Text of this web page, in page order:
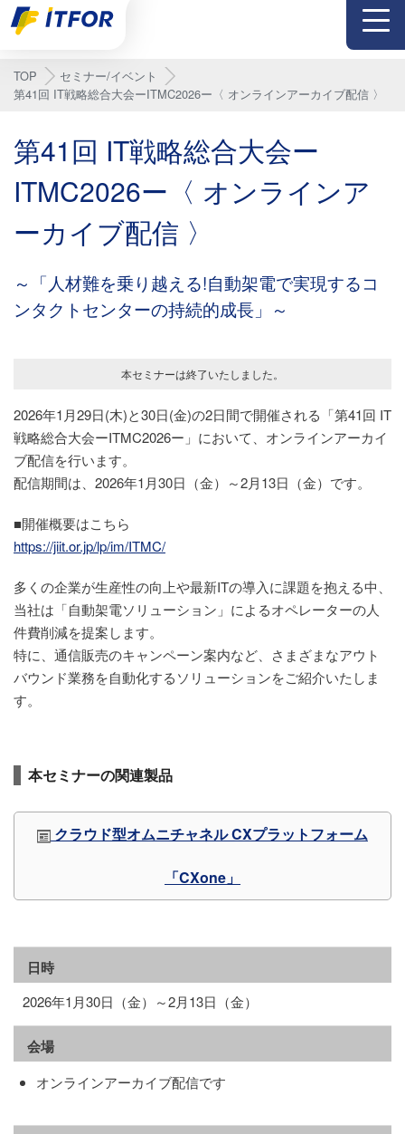
TOP
セミナー/イベント
第41回 IT戦略総合大会ーITMC2026ー〈 オンラインアーカイブ配信 〉
第41回 IT戦略総合大会ー
ITMC2026ー〈 オンラインア
ーカイブ配信 〉
～「人材難を乗り越える!自動架電で実現するコ
ンタクトセンターの持続的成長」～
本セミナーは終了いたしました。
2026年1月29日(木)と30日(金)の2日間で開催される「第41回 IT
戦略総合大会ーITMC2026ー」において、オンラインアーカイ
ブ配信を行います。
配信期間は、2026年1月30日（金）～2月13日（金）です。
■開催概要はこちら
https://jiit.or.jp/lp/im/ITMC/
多くの企業が生産性の向上や最新ITの導入に課題を抱える中、
当社は「自動架電ソリューション」によるオペレーターの人
件費削減を提案します。
特に、通信販売のキャンペーン案内など、さまざまなアウト
バウンド業務を自動化するソリューションをご紹介いたしま
す。
本セミナーの関連製品
クラウド型オムニチャネル CXプラットフォーム
「CXone」
日時
2026年1月30日（金）～2月13日（金）
会場
オンラインアーカイブ配信です